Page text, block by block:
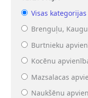
Visas kategorijas
Brenguļu,
Burtnieku
Kocēnu
Mazsalacas
Naukšēnu